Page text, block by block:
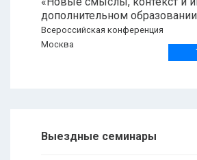
дополнительном
Всероссийская конференция
Москва
Выездные семинары